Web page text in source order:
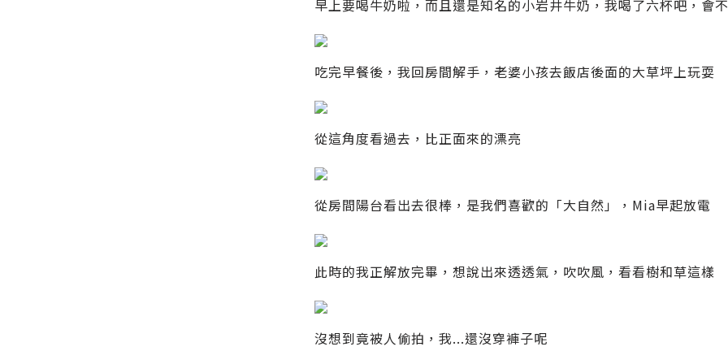
早上要喝牛奶啦，而且還是知名的小岩井牛奶，我喝了六杯吧，會
吃完早餐後，我回房間解手，老婆小孩去飯店後面的大草坪上玩耍
從這角度看過去，比正面來的漂亮
從房間陽台看出去很棒，是我們喜歡的「大自然」，Mia早起放電
此時的我正解放完畢，想說出來透透氣，吹吹風，看看樹和草這樣
沒想到竟被人偷拍，我...還沒穿褲子呢